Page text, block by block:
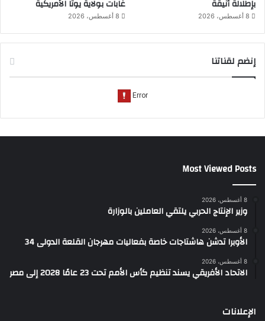
بإطلالة أنيقة
8 أغسطس، 2026
غابات بولاية يوتا الأمريكية
8 أغسطس، 2026
إنضم لقناتنا
Most Viewed Posts
8 أغسطس، 2026
وزير الإنتاج الحربي يلتقي العاملين بالوزارة
8 أغسطس، 2026
الأوبرا تدشن هاشتاجات خاصة بفعاليات مهرجان القلعة الدولى 34
8 أغسطس، 2026
الاتحاد الأفريقي يسند تنظيم كأس الأمم تحت 23 عامًا 2028 إلى مصر
الإعلانات